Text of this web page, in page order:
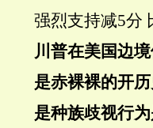
强烈支持减5分
川普在美国边
是赤裸裸的开
是种族歧视行